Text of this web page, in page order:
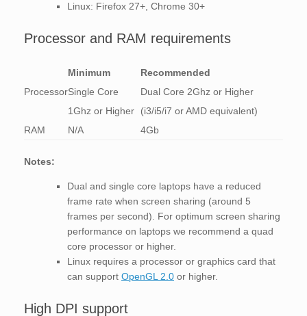
Linux: Firefox 27+, Chrome 30+
Processor and RAM requirements
Minimum
Recommended
ProcessorSingle Core
1Ghz or Higher
Dual Core 2Ghz or Higher
(i3/i5/i7 or AMD equivalent)
RAM
N/A 4Gb
Notes:
Dual and single core laptops have a reduced
frame rate when screen sharing (around 5
frames per second). For optimum screen sharing
performance on laptops we recommend a quad
core processor or higher.
Linux requires a processor or graphics card that
can support OpenGL 2.0 or higher.
High DPI support